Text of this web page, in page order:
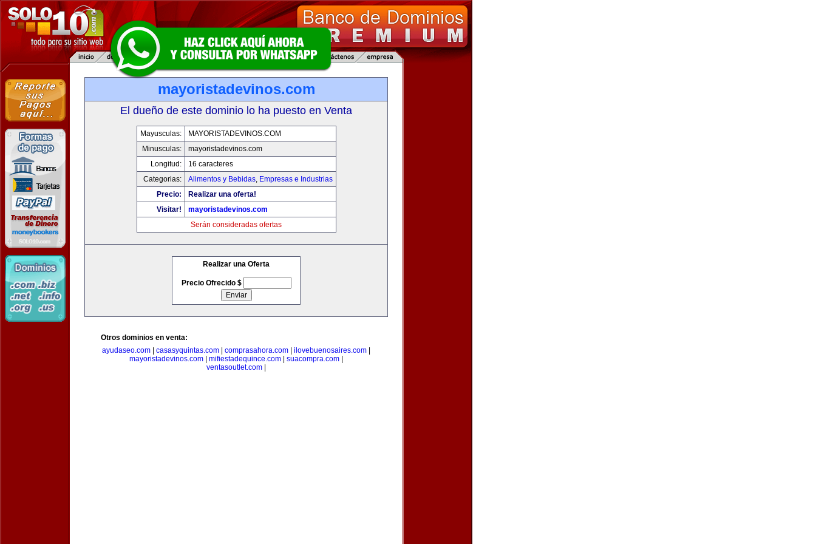
mayoristadevinos.com
El dueño de este dominio lo ha puesto en Venta
Mayusculas:
MAYORISTADEVINOS.COM
Minusculas:
mayoristadevinos.com
Longitud:
16 caracteres
Categorias:
Alimentos y Bebidas, Empresas e Industrias
Precio:
Realizar una oferta!
Visitar!
mayoristadevinos.com
Serán consideradas ofertas
Realizar una Oferta
Precio Ofrecido $
Otros dominios en venta:
ayudaseo.com
casasyquintas.com comprasahora.com ilovebuenosaires.com
mayoristadevinos.com
mifiestadequince.com suacompra.com
ventasoutlet.com